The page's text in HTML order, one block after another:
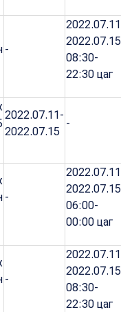
-
2022.07.15
08:30-
22:30 цаг
2022.07.11-
2022.07.15
-
-
2022.07.15
06:00-
00:00 цаг
-
2022.07.15
08:30-
22:30 цаг